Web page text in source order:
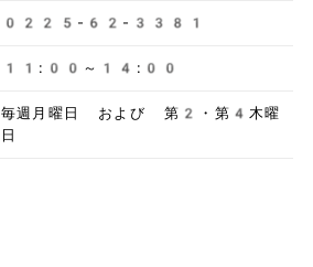
0225-62-3381
11:00～14:00
毎週月曜日 および 第2・第4木曜
日